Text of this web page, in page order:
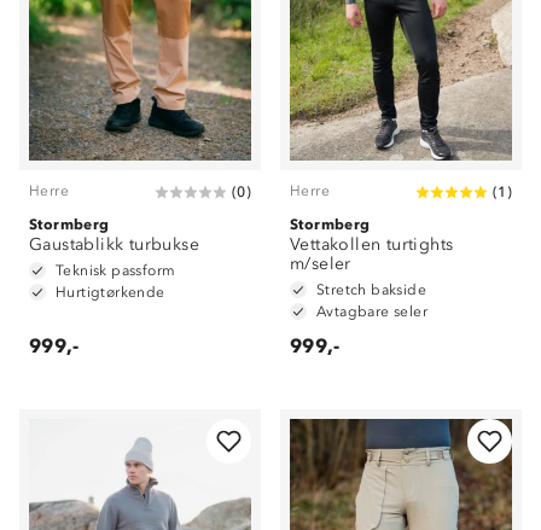
Herre (0)
Stormberg
Gaustablikk turbukse
Teknisk passform
Hurtigtørkende
999,-
Herre (1 )
Stormberg
Vettakollen turtights
m/seler
Stretch bakside
Avtagbare seler
999,-